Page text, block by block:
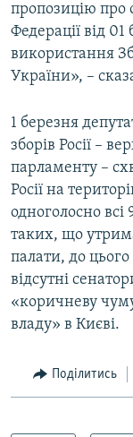
пропозицію про
Федерації від
використання
України», –
1 березня
зборів Росії –
парламенту –
Росії на
одноголосно всі
таких, що
палати, до
відсутні
«коричневу
владу» в Києві.
Поділитись